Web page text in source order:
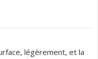
légèrement, et la